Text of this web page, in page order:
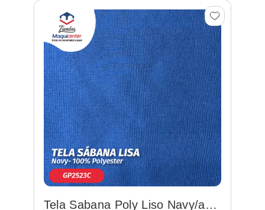
Tela Sabana Poly Liso Navy/azul